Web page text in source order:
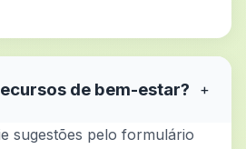
de bem-estar? +
sugestões pelo formulário